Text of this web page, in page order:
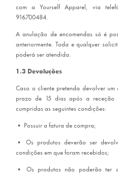
com a Yourself Apparel, via
916700484.
A anulação de encomendas só é
anteriormente. Toda e qualquer
poderá ser atendida.
1.3 Devoluções
Caso o cliente pretenda devolver
prazo de 15 dias após a receção
cumpridas as seguintes condições:
• Possuir a fatura de compra;
•
Os produtos deverão ser
condições em que foram recebidos;
•
Os produtos não poderão ter